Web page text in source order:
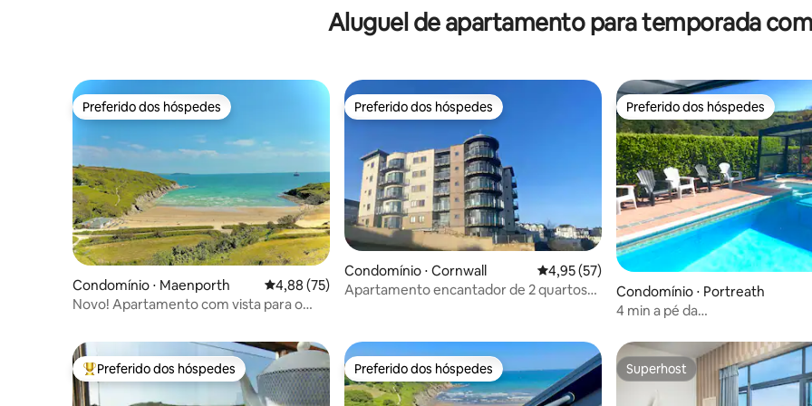
Aluguel de apartamento para temporada
Preferido dos hóspedes
Preferido dos hóspedes
Condomínio ⋅ Maenporth 4,88 de uma avaliação média de 5, 75 avaliações
4,88 (75)
Novo! Apartamento com vista para o
Preferido dos hóspedes
Preferido dos hóspedes
Condomínio ⋅ Cornwall 4,95 de uma avaliação média de 5, 57
4,95 (57)
Apartamento encantador de 2 quartos
Preferido dos hóspedes
Preferido dos hóspedes
Condomínio ⋅ Portreath
4 min a pé da
A2
Entre os melhores preferidos dos hóspedes
Preferido dos hóspedes Preferido dos hóspedes
Preferido dos hóspedes Superhost
Superhost